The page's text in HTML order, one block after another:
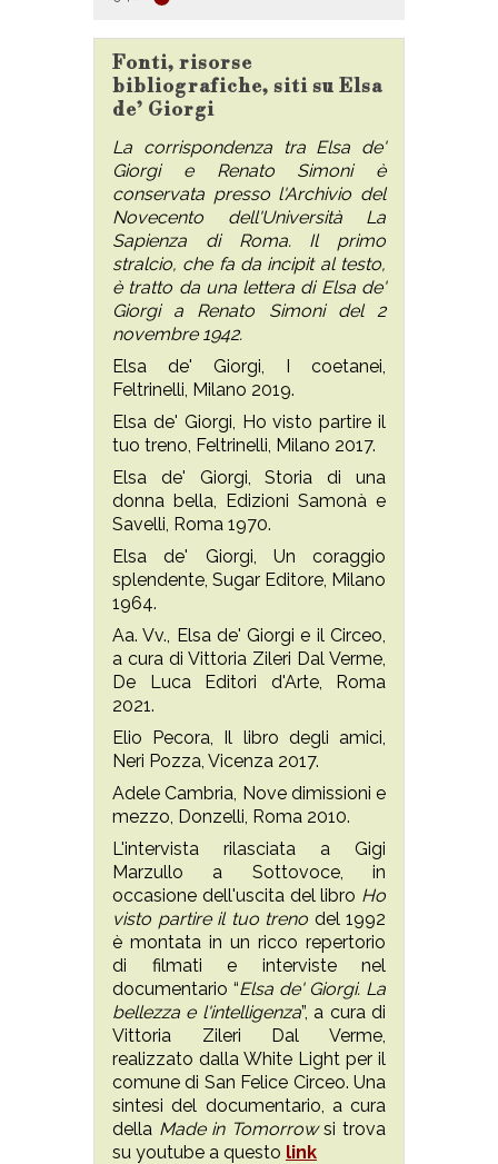
Fonti, risorse
bibliografiche, siti su Elsa
de’ Giorgi
La corrispondenza tra Elsa de'
Giorgi e Renato Simoni è
conservata presso l'Archivio del
Novecento dell'Università La
Sapienza di Roma. Il primo
stralcio, che fa da incipit al testo,
è tratto da una lettera di Elsa de'
Giorgi a Renato Simoni del 2
novembre 1942.
Elsa de' Giorgi, I coetanei
Feltrinelli, Milano 2019.
Elsa de' Giorgi, Ho visto partire il
tuo treno , Feltrinelli, Milano 2017.
Elsa de' Giorgi,Storia di una
donna bella , Edizioni Samonà e
Savelli, Roma 1970.
Elsa de' Giorgi, Un coraggio
splendente , Sugar Editore, Milano
1964.
Aa. Vv., Elsa de' Giorgi e il Circeo
a cura di Vittoria Zileri Dal Verme,
De Luca Editori d'Arte, Roma
2021.
Elio Pecora, Il libro degli amici
Neri Pozza, Vicenza 2017.
Adele Cambria, Nove dimissioni e
mezzo , Donzelli, Roma 2010.
L'intervista rilasciata a Gigi
Marzullo a Sottovoce, in
occasione dell'uscita del libro Ho
visto partire il tuo treno del 1992
è montata in un ricco repertorio
di filmati e interviste nel
documentario “Elsa de' Giorgi. La
bellezza e l'intelligenza”, a cura di
Vittoria Zileri Dal Verme,
realizzato dalla White Light per il
comune di San Felice Circeo. Una
sintesi del documentario, a cura
della Made in Tomorrowsi trova
su youtube a questo link